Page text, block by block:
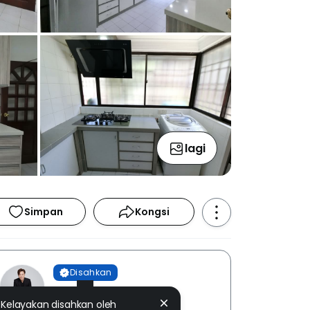
lagi
Simpan Kongsi
Disahkan
Weng Sern
Kelayakan disahkan oleh